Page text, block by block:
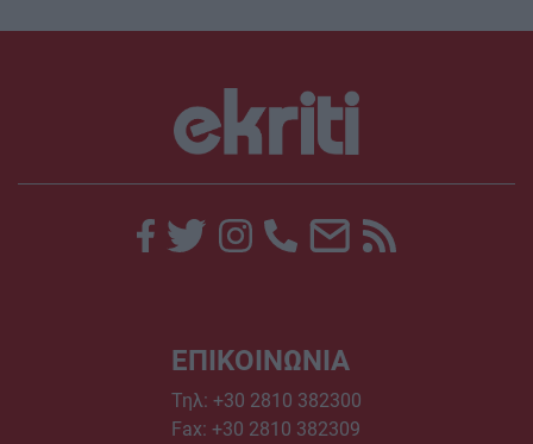
ΕΠΙΚΟΙΝΩΝΙΑ
Τηλ: +30 2810 382300
Fax: +30 2810 382309